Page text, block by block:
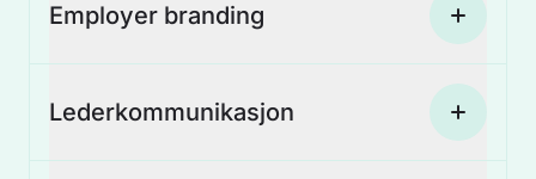
Employer branding
Lederkommunikasjon